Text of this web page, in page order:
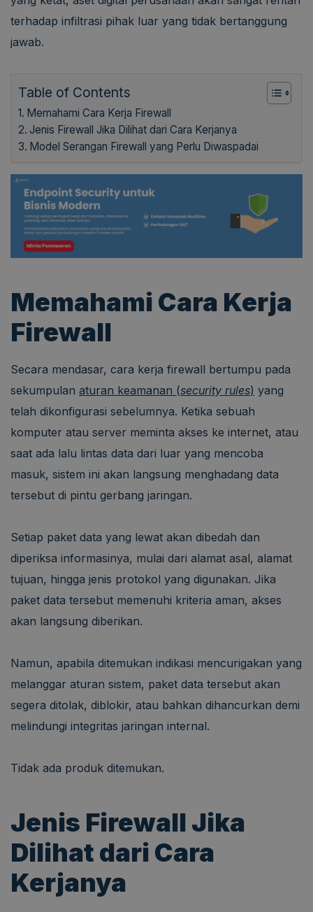
terhadap infiltrasi pihak luar yang tidak bertanggung
jawab.
Table of Contents
Memahami Cara Kerja Firewall
Jenis Firewall Jika Dilihat dari Cara Kerjanya
Model Serangan Firewall yang Perlu Diwaspadai
Memahami Cara Kerja
Firewall
Secara mendasar, cara kerja firewall bertumpu pada
sekumpulan aturan keamanan (security rules) yang
telah dikonfigurasi sebelumnya. Ketika sebuah
komputer atau server meminta akses ke internet, atau
saat ada lalu lintas data dari luar yang mencoba
masuk, sistem ini akan langsung menghadang data
tersebut di pintu gerbang jaringan.
Setiap paket data yang lewat akan dibedah dan
diperiksa informasinya, mulai dari alamat asal, alamat
tujuan, hingga jenis protokol yang digunakan. Jika
paket data tersebut memenuhi kriteria aman, akses
akan langsung diberikan.
Namun, apabila ditemukan indikasi mencurigakan yang
melanggar aturan sistem, paket data tersebut akan
segera ditolak, diblokir, atau bahkan dihancurkan demi
melindungi integritas jaringan internal.
Tidak ada produk ditemukan.
Jenis Firewall Jika
Dilihat dari Cara
Kerjanya